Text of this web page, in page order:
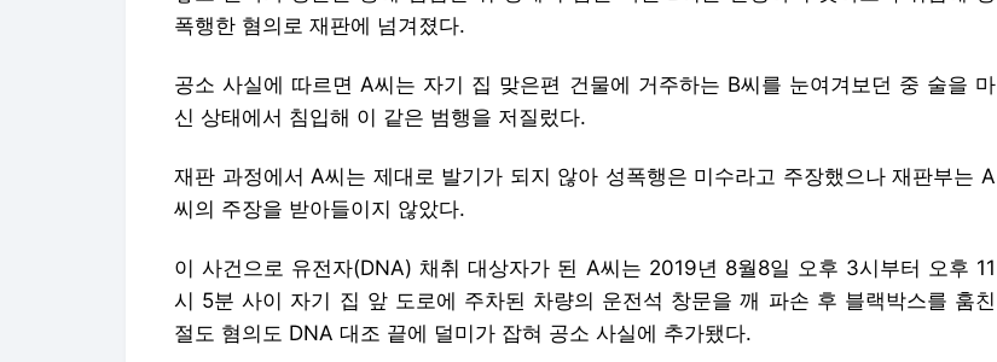
폭행한 혐의로 재판에 넘겨졌다.
공소 사실에 따르면 A씨는 자기 집 맞은편 건물에 거주하는 B씨를 눈여겨보던 중 술을 마
신 상태에서 침입해 이 같은 범행을 저질렀다.
재판 과정에서 A씨는 제대로 발기가 되지 않아 성폭행은 미수라고 주장했으나 재판부는 A
씨의 주장을 받아들이지 않았다.
이 사건으로 유전자(DNA) 채취 대상자가 된 A씨는 2019년 8월8일 오후 3시부터 오후 11
시 5분 사이 자기 집 앞 도로에 주차된 차량의 운전석 창문을 깨 파손 후 블랙박스를 훔친
절도 혐의도 DNA 대조 끝에 덜미가 잡혀 공소 사실에 추가됐다.